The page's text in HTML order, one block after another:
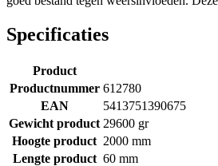
Specificaties
Product
Productnummer 612780
EAN
5413751390675
Gewicht product 29600 gr
Hoogte product 2000 mm
Lengte product 60 mm